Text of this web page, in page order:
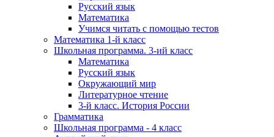
Русский язык
Математика
Учимся читать с помощью тестов
Математика 1-й класс
Школьная программа. 3-ий класс
Математика
Русский язык
Окружающий мир
Литературное чтение
3-й класс. История России
Грамматика
Школьная программа - 4 класс